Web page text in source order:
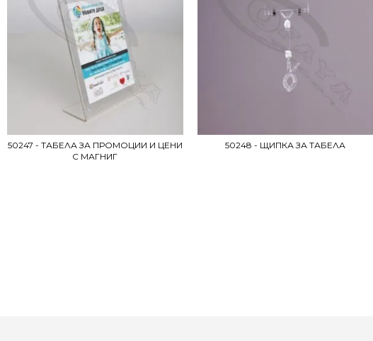
50247 - ТАБЕЛА ЗА ПРОМОЦИИ И ЦЕНИ
С МАГНИГ
50248 - ЩИПКА ЗА ТАБЕЛА